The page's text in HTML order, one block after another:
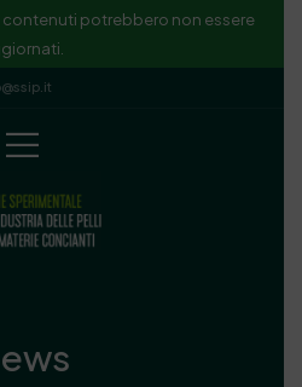
contenuti potrebbero non essere